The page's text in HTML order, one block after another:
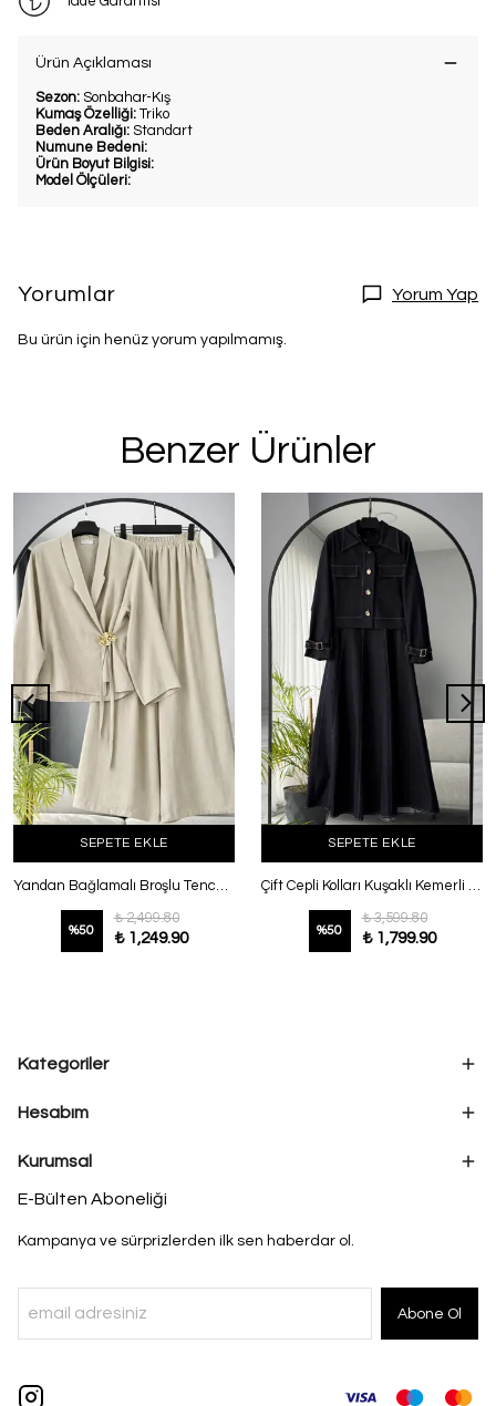
Ürün Açıklaması
Sezon: Sonbahar-Kış
Kumaş Özelliği: Triko
Beden Aralığı: Standart
Numune Bedeni:
Ürün Boyut Bilgisi:
Model Ölçüleri:
Yorumlar Yorum Yap
Bu ürün için henüz yorum yapılmamış.
Benzer Ürünler
SEPETE EKLE
Yandan Bağlamalı Broşlu Tencel Pantolonlu Takım Taş
%50
₺ 2,499.80
₺ 1,249.90
SEPETE EKLE
Çift Cepli Kolları Kuşaklı Kemerli Elbiseli Kot Takım Lacivert
%50
₺ 3,599.80
₺ 1,799.90
Kategoriler
Hesabım
Kurumsal
E-Bülten Aboneliği
Kampanya ve sürprizlerden ilk sen haberdar ol.
Abone Ol